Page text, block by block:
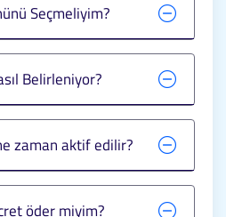
Seçmeliyim?
Belirleniyor?
zaman aktif edilir?
öder miyim?